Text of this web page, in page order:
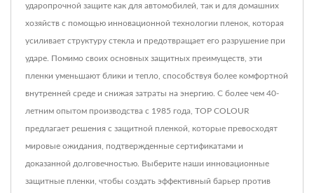
ударопрочной защите как для автомобилей, так и для домашних
хозяйств с помощью инновационной технологии пленок, которая
усиливает структуру стекла и предотвращает его разрушение при
ударе. Помимо своих основных защитных преимуществ, эти
пленки уменьшают блики и тепло, способствуя более комфортной
внутренней среде и снижая затраты на энергию. С более чем 40-
летним опытом производства с 1985 года, TOP COLOUR
предлагает решения с защитной пленкой, которые превосходят
мировые ожидания, подтвержденные сертификатами и
доказанной долговечностью. Выберите наши инновационные
защитные пленки, чтобы создать эффективный барьер против